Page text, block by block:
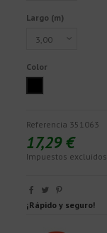
Largo (m)
Color
Referencia 351063
17,29 €
Impuestos excluidos
¡Rápido y seguro!